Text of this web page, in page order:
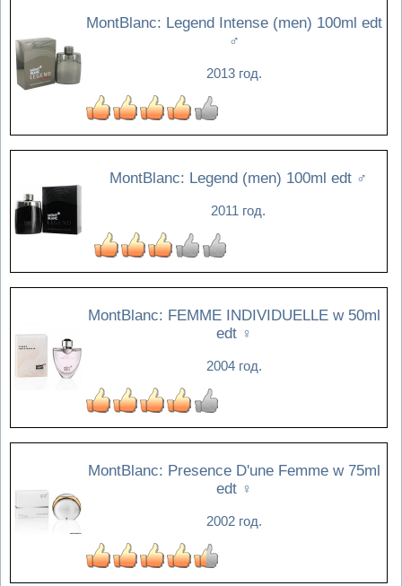
MontBlanc: Legend Intense (men) 100ml edt
♂
2013 год.
MontBlanc: Legend (men) 100ml edt ♂
2011 год.
MontBlanc: FEMME INDIVIDUELLE w 50ml
edt ♀
2004 год.
MontBlanc: Presence D'une Femme w 75ml
edt ♀
2002 год.